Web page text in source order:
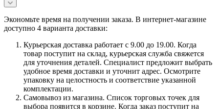
Экономьте время на получении заказа. В интернет-магазине
доступно 4 варианта доставки:
Курьерская доставка работает с 9.00 до 19.00. Когда
товар поступит на склад, курьерская служба свяжется
для уточнения деталей. Специалист предложит выбрать
удобное время доставки и уточнит адрес. Осмотрите
упаковку на целостность и соответствие указанной
комплектации.
Самовывоз из магазина. Список торговых точек для
выбора появится в корзине. Когда заказ поступит на